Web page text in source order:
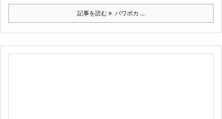
記事を読む パワポカ ...